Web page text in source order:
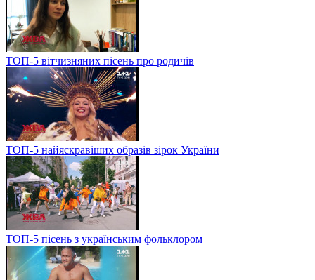
ТОП-5 вітчизняних пісень про родичів
ТОП-5 найяскравіших образів зірок України
ТОП-5 пісень з українським фольклором